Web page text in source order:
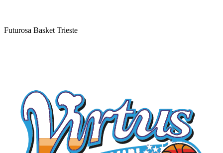
Futurosa Basket Trieste